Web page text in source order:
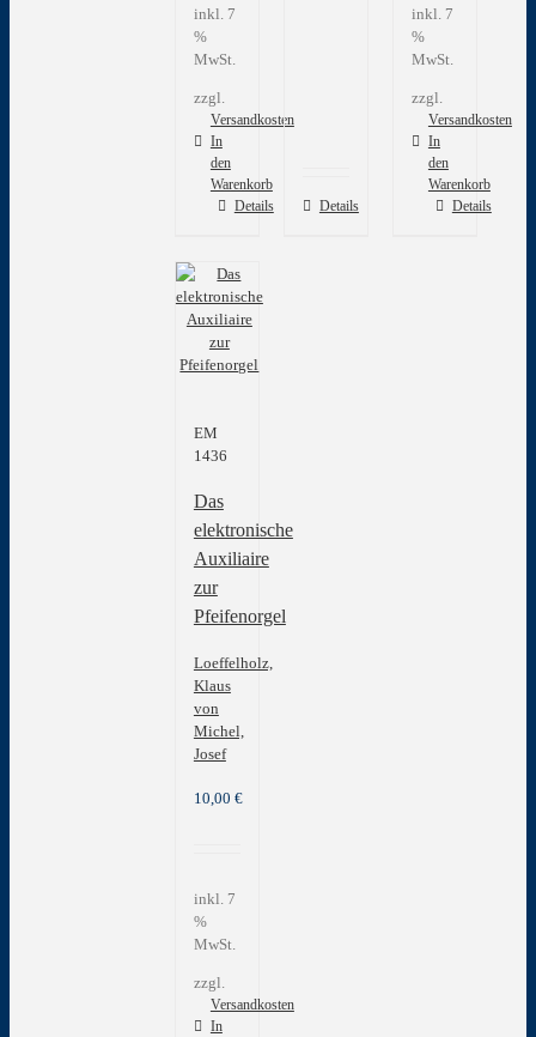
inkl. 7
%
MwSt.
zzgl.
Versandkosten
In
den
Warenkorb
Details
Details
inkl. 7
%
MwSt.
zzgl.
Versandkosten
In
den
Warenkorb
Details
EM
1436
Das
elektronische
Auxiliaire
zur
Pfeifenorgel
Loeffelholz,
Klaus
von
Michel,
Josef
10,00 €
inkl. 7
%
MwSt.
zzgl.
Versandkosten
In